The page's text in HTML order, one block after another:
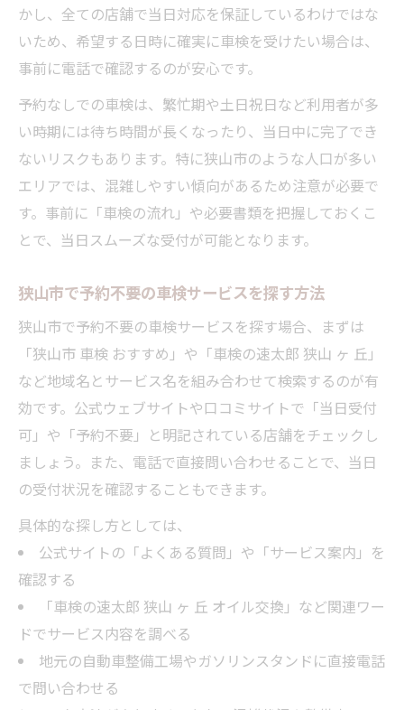
かし、全ての店舗で当日対応を保証しているわけではな
いため、希望する日時に確実に車検を受けたい場合は、
事前に電話で確認するのが安心です。
予約なしでの車検は、繁忙期や土日祝日など利用者が多
い時期には待ち時間が長くなったり、当日中に完了でき
ないリスクもあります。特に狭山市のような人口が多い
エリアでは、混雑しやすい傾向があるため注意が必要で
す。事前に「車検の流れ」や必要書類を把握しておくこ
とで、当日スムーズな受付が可能となります。
狭山市で予約不要の車検サービスを探す方法
狭山市で予約不要の車検サービスを探す場合、まずは
「狭山市 車検 おすすめ」や「車検の速太郎 狭山 ヶ 丘」
など地域名とサービス名を組み合わせて検索するのが有
効です。公式ウェブサイトや口コミサイトで「当日受付
可」や「予約不要」と明記されている店舗をチェックし
ましょう。また、電話で直接問い合わせることで、当日
の受付状況を確認することもできます。
具体的な探し方としては、
公式サイトの「よくある質問」や「サービス案内」を
確認する
「車検の速太郎 狭山 ヶ 丘 オイル交換」など関連ワー
ドでサービス内容を調べる
地元の自動車整備工場やガソリンスタンドに直接電話
で問い合わせる